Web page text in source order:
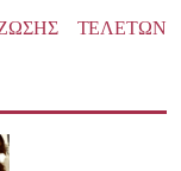
ΤΕΛΕΤΩΝ